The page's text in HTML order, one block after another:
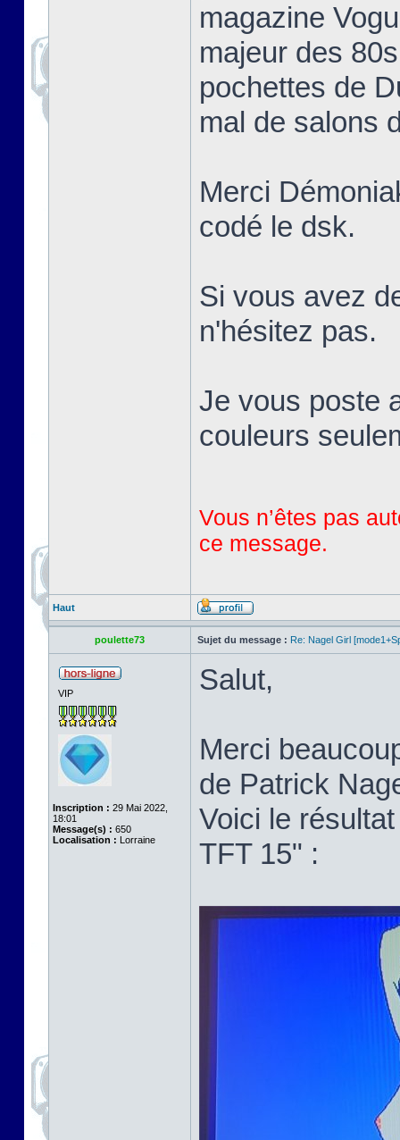
magazine
majeur des
pochettes de
mal de salons
Merci
codé le dsk.
Si vous avez
n'hésitez pas.
Je vous poste
couleurs
Vous n’êtes pas
ce message.
Haut
poulette73 Sujet du message : Re: Nagel Girl
VIP
Inscription : 29 Mai 2022,
18:01
Message(s) : 650
Localisation : Lorraine
Salut,
Merci
de Patrick
Voici le
TFT 15" :